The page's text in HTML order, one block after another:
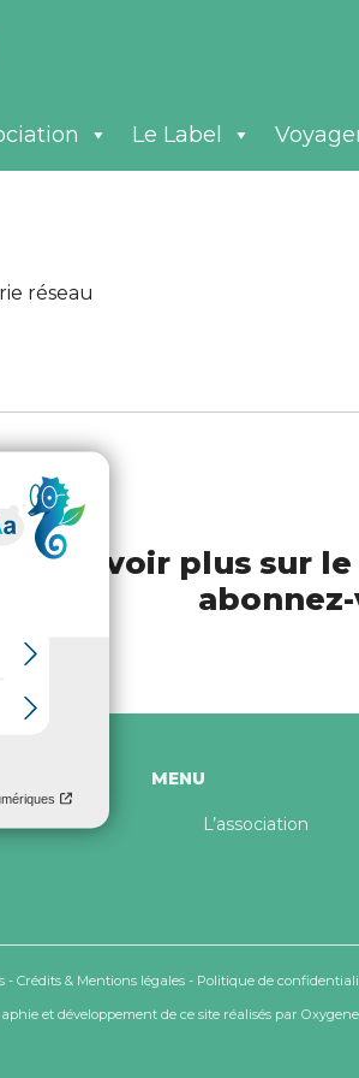
Le Label
réseau
en savoir plus sur
MENU
L’association
- Crédits & Mentions légales - Politique de
et développement de ce site réalisés par